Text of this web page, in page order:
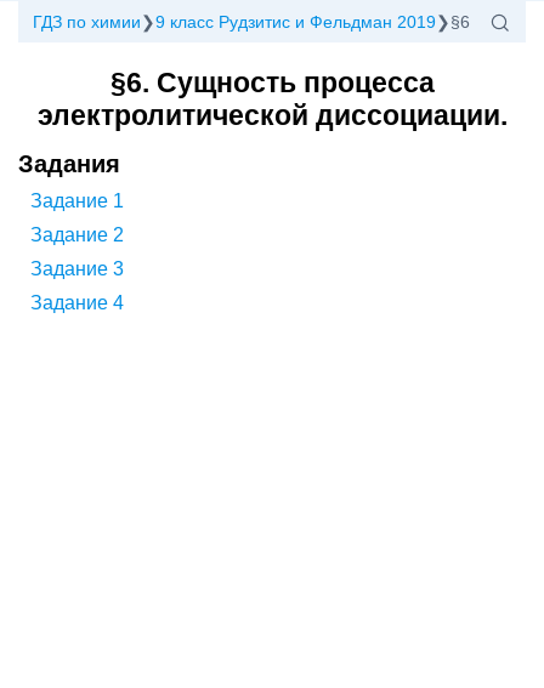
ГДЗ по химии 9 класс Рудзитис и Фельдман 2019 §6
§6. Сущность процесса
электролитической диссоциации.
Задания
Задание 1
Задание 2
Задание 3
Задание 4